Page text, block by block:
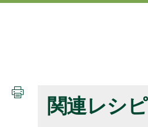
関連レシピ